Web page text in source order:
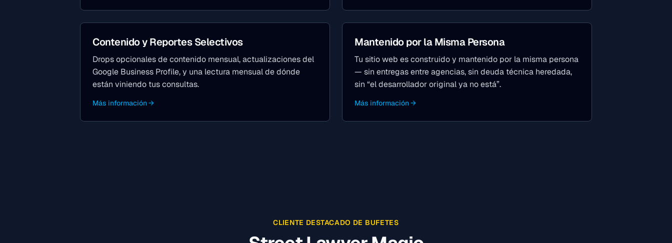
Contenido y Reportes Selectivos
Drops opcionales de contenido mensual, actualizaciones del
Google Business Profile, y una lectura mensual de dónde
están viniendo tus consultas.
Más información →
Mantenido por la Misma Persona
Tu sitio web es construido y mantenido por la misma persona
— sin entregas entre agencias, sin deuda técnica heredada,
sin “el desarrollador original ya no está”.
Más información →
CLIENTE DESTACADO DE BUFETES